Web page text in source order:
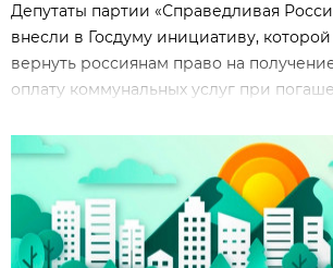
Депутаты партии «Справедливая
внесли в Госдуму инициативу, которой
вернуть россиянам право на
оплату коммунальных услуг при